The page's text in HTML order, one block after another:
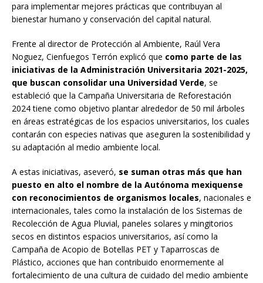
para implementar mejores prácticas que contribuyan al
bienestar humano y conservación del capital natural.
Frente al director de Protección al Ambiente, Raúl Vera
Noguez, Cienfuegos Terrón explicó que como parte de las
iniciativas de la Administración Universitaria 2021-2025,
que buscan consolidar una Universidad Verde, se
estableció que la Campaña Universitaria de Reforestación
2024 tiene como objetivo plantar alrededor de 50 mil árboles
en áreas estratégicas de los espacios universitarios, los cuales
contarán con especies nativas que aseguren la sostenibilidad y
su adaptación al medio ambiente local.
A estas iniciativas, aseveró, se suman otras más que han
puesto en alto el nombre de la Autónoma mexiquense
con reconocimientos de organismos locales, nacionales e
internacionales, tales como la instalación de los Sistemas de
Recolección de Agua Pluvial, paneles solares y mingitorios
secos en distintos espacios universitarios, así como la
Campaña de Acopio de Botellas PET y Taparroscas de
Plástico, acciones que han contribuido enormemente al
fortalecimiento de una cultura de cuidado del medio ambiente